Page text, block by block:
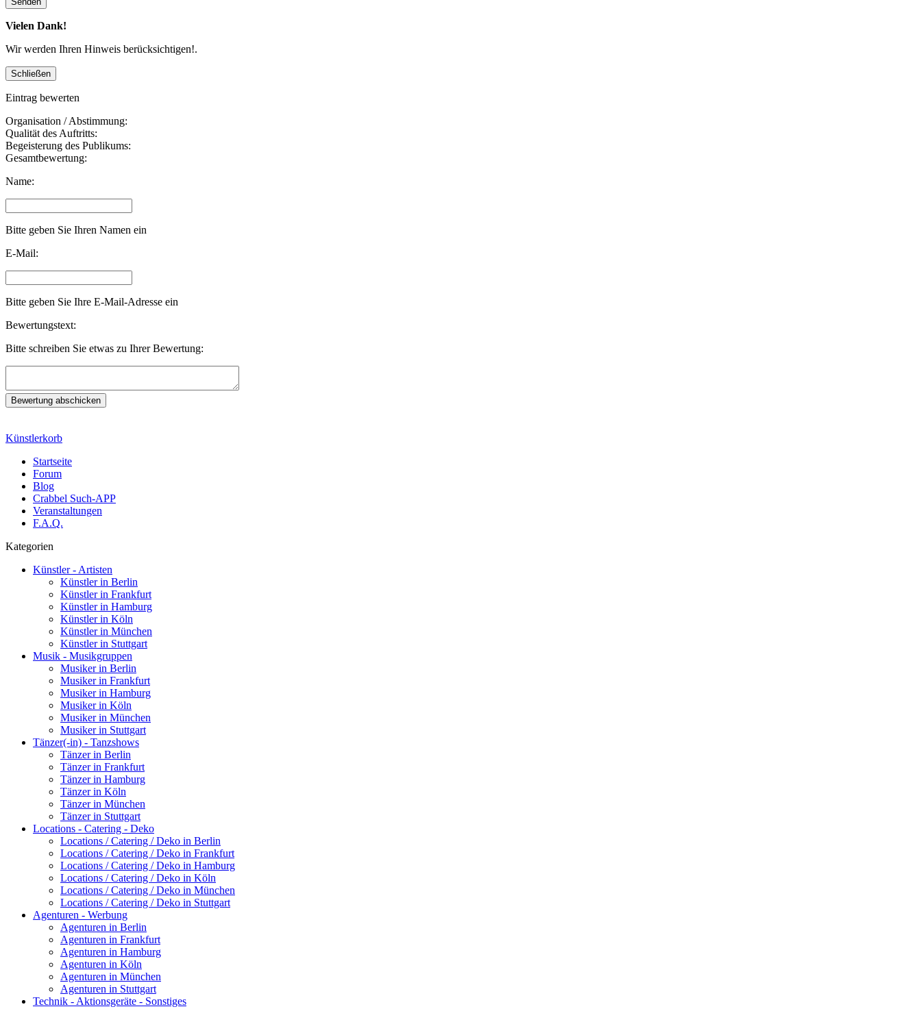
Vielen Dank!
Wir werden Ihren Hinweis berücksichtigen!.
Eintrag bewerten
Organisation / Abstimmung:
Qualität des Auftritts:
Begeisterung des Publikums:
Gesamtbewertung:
Name:
Bitte geben Sie Ihren Namen ein
E-Mail:
Bitte geben Sie Ihre E-Mail-Adresse ein
Bewertungstext:
Bitte schreiben Sie etwas zu Ihrer Bewertung:
Künstlerkorb
Startseite
Forum
Blog
Crabbel Such-APP
Veranstaltungen
F.A.Q.
Kategorien
Künstler - Artisten
Künstler in Berlin
Künstler in Frankfurt
Künstler in Hamburg
Künstler in Köln
Künstler in München
Künstler in Stuttgart
Musik - Musikgruppen
Musiker in Berlin
Musiker in Frankfurt
Musiker in Hamburg
Musiker in Köln
Musiker in München
Musiker in Stuttgart
Tänzer(-in) - Tanzshows
Tänzer in Berlin
Tänzer in Frankfurt
Tänzer in Hamburg
Tänzer in Köln
Tänzer in München
Tänzer in Stuttgart
Locations - Catering - Deko
Locations / Catering / Deko in Berlin
Locations / Catering / Deko in Frankfurt
Locations / Catering / Deko in Hamburg
Locations / Catering / Deko in Köln
Locations / Catering / Deko in München
Locations / Catering / Deko in Stuttgart
Agenturen - Werbung
Agenturen in Berlin
Agenturen in Frankfurt
Agenturen in Hamburg
Agenturen in Köln
Agenturen in München
Agenturen in Stuttgart
Technik - Aktionsgeräte - Sonstiges